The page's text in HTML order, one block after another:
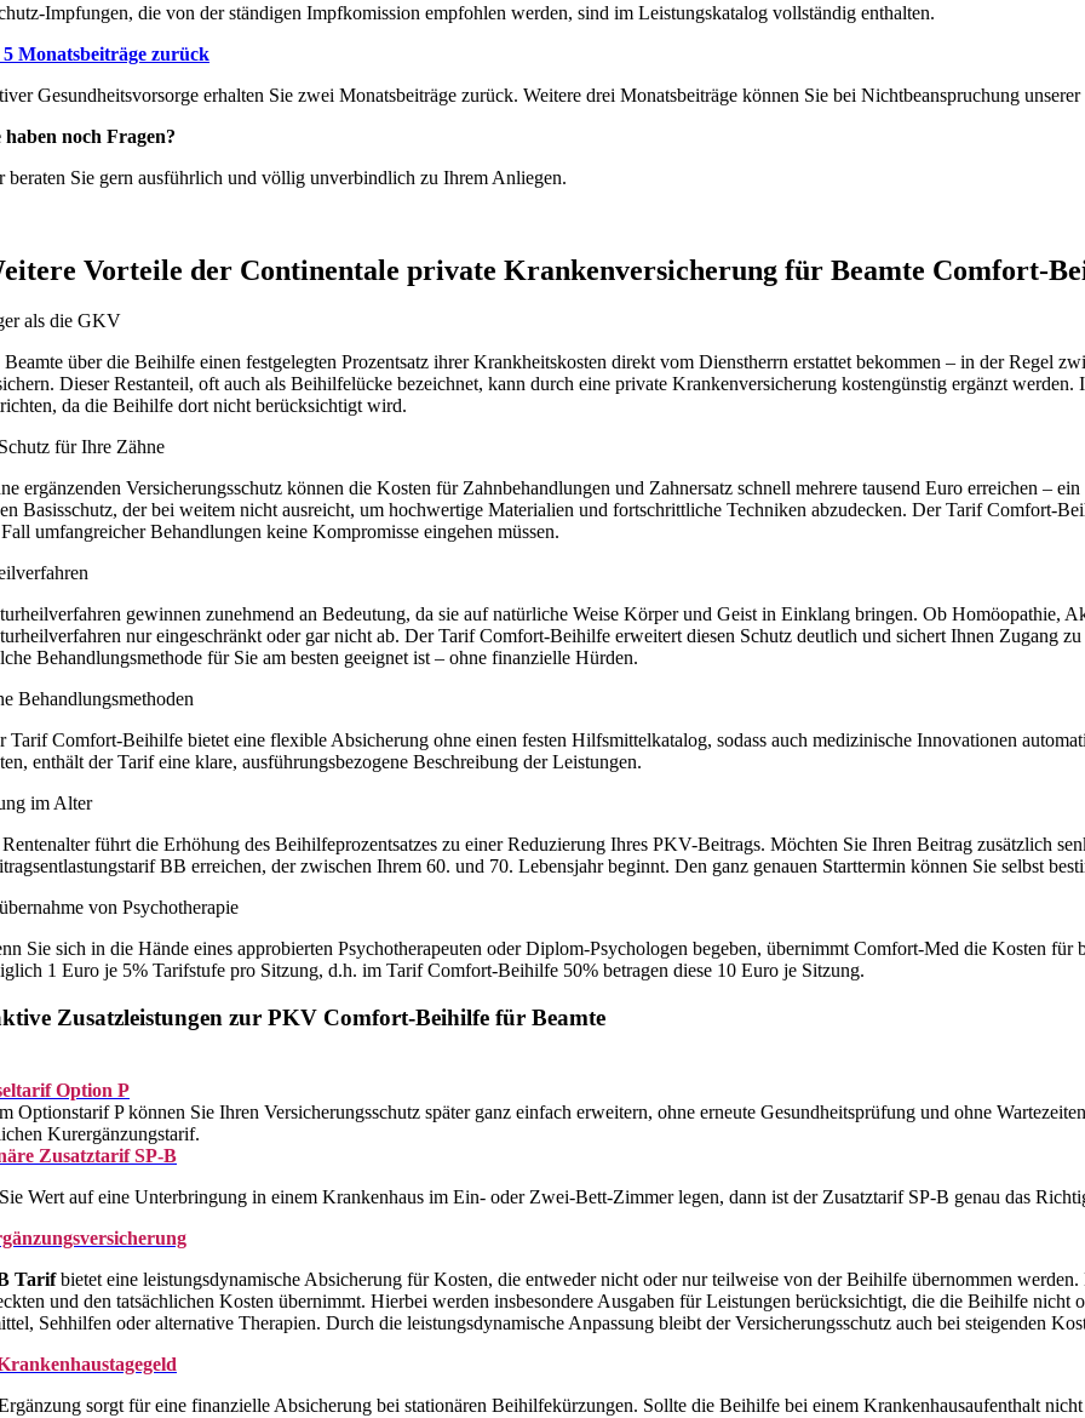
Impfungen, die von der ständigen Impfkomission empfohlen werden, sind im Leistungskatalog vollständig enthalten.
5 Monatsbeiträge zurück
Gesundheitsvorsorge erhalten Sie zwei Monatsbeiträge zurück. Weitere drei Monatsbeiträge können Sie bei Nichtbeanspruchung
haben noch Fragen?
beraten Sie gern ausführlich und völlig unverbindlich zu Ihrem Anliegen.
Vorteile der Continentale private Krankenversicherung für Beamte Comfort-
als die GKV
Beamte über die Beihilfe einen festgelegten Prozentsatz ihrer Krankheitskosten direkt vom Dienstherrn erstattet bekommen – in der Regel
Dieser Restanteil, oft auch als Beihilfelücke bezeichnet, kann durch eine private Krankenversicherung kostengünstig ergänzt
da die Beihilfe dort nicht berücksichtigt wird.
für Ihre Zähne
ergänzenden Versicherungsschutz können die Kosten für Zahnbehandlungen und Zahnersatz schnell mehrere tausend Euro erreichen –
Basisschutz, der bei weitem nicht ausreicht, um hochwertige Materialien und fortschrittliche Techniken abzudecken. Der Tarif Comfort-
umfangreicher Behandlungen keine Kompromisse eingehen müssen.
gewinnen zunehmend an Bedeutung, da sie auf natürliche Weise Körper und Geist in Einklang bringen. Ob
nur eingeschränkt oder gar nicht ab. Der Tarif Comfort-Beihilfe erweitert diesen Schutz deutlich und sichert Ihnen Zugang
Behandlungsmethode für Sie am besten geeignet ist – ohne finanzielle Hürden.
Behandlungsmethoden
Tarif Comfort-Beihilfe bietet eine flexible Absicherung ohne einen festen Hilfsmittelkatalog, sodass auch medizinische Innovationen
enthält der Tarif eine klare, ausführungsbezogene Beschreibung der Leistungen.
im Alter
führt die Erhöhung des Beihilfeprozentsatzes zu einer Reduzierung Ihres PKV-Beitrags. Möchten Sie Ihren Beitrag zusätzlich
BB erreichen, der zwischen Ihrem 60. und 70. Lebensjahr beginnt. Den ganz genauen Starttermin können Sie selbst
von Psychotherapie
Sie sich in die Hände eines approbierten Psychotherapeuten oder Diplom-Psychologen begeben, übernimmt Comfort-Med die Kosten
1 Euro je 5% Tarifstufe pro Sitzung, d.h. im Tarif Comfort-Beihilfe 50% betragen diese 10 Euro je Sitzung.
Zusatzleistungen zur PKV Comfort-Beihilfe für Beamte
Option P
Optionstarif P können Sie Ihren Versicherungsschutz später ganz einfach erweitern, ohne erneute Gesundheitsprüfung und ohne
Kurergänzungstarif.
Zusatztarif SP-B
Wert auf eine Unterbringung in einem Krankenhaus im Ein- oder Zwei-Bett-Zimmer legen, dann ist der Zusatztarif SP-B genau das
Tarifbietet eine leistungsdynamische Absicherung für Kosten, die entweder nicht oder nur teilweise von der Beihilfe übernommen
und den tatsächlichen Kosten übernimmt. Hierbei werden insbesondere Ausgaben für Leistungen berücksichtigt, die die Beihilfe
Sehhilfen oder alternative Therapien. Durch die leistungsdynamische Anpassung bleibt der Versicherungsschutz auch bei steigenden
sorgt für eine finanzielle Absicherung bei stationären Beihilfekürzungen. Sollte die Beihilfe bei einem Krankenhausaufenthalt